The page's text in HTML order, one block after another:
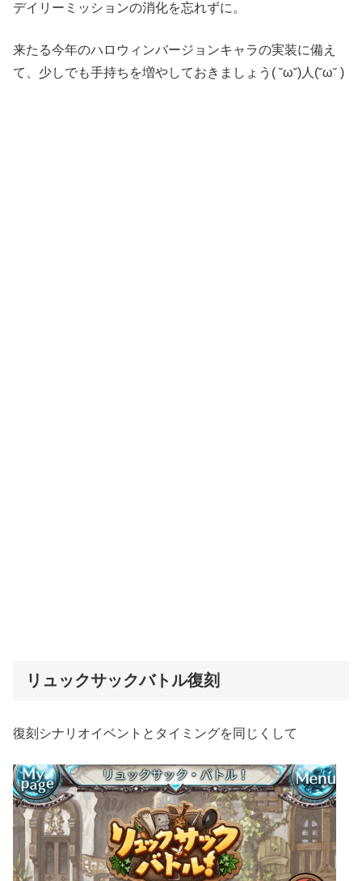
デイリーミッションの消化を忘れずに。
来たる今年のハロウィンバージョンキャラの実装に備え
て、少しでも手持ちを増やしておきましょう( ˘ω˘)人(˘ω˘ )
リュックサックバトル復刻
復刻シナリオイベントとタイミングを同じくして